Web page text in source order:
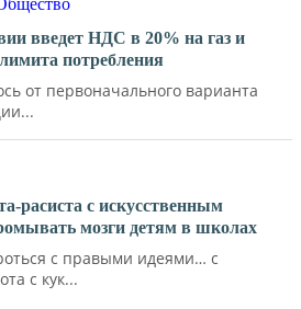
введет НДС в 20% на газ и
потребления
от первоначального варианта
расиста с искусственным
мозги детям в школах
с правыми идеями… с
с кук...